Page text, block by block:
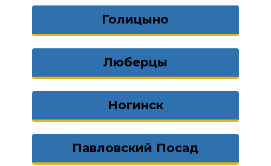
Голицыно
Люберцы
Ногинск
Павловский Посад